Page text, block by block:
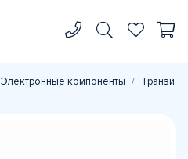
Электронные компоненты